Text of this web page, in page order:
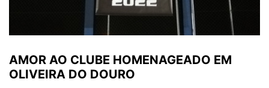
AMOR AO CLUBE HOMENAGEADO EM
OLIVEIRA DO DOURO